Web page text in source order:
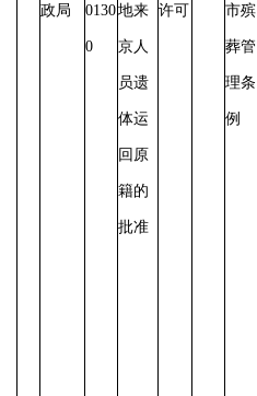
政局 0130
0
地来
京人
员遗
体运
回原
籍的
批准
许可 市殡
葬管
理条
例